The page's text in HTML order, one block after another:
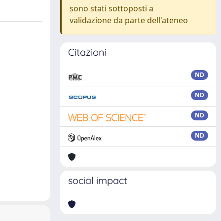
sono stati sottoposti a
validazione da parte dell'ateneo
Citazioni
ND
ND
ND
ND
social impact